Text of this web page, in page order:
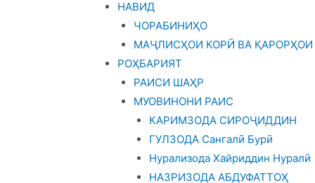
НАВИД
ЧОРАБИНИҲО
МАҶЛИСҲОИ КОРӢ ВА
РОҲБАРИЯТ
РАИСИ ШАҲР
МУОВИНОНИ РАИС
КАРИМЗОДА СИРОҶИДДИН
ГУЛЗОДА Сангалӣ Бурӣ
Нурализода Хайриддин Нуралӣ
НАЗРИЗОДА АБДУФАТТОҲ